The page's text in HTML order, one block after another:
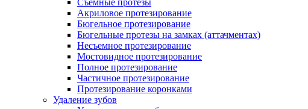
Съемные протезы
Акриловое протезирование
Бюгельное протезирование
Бюгельные протезы на замках (аттачментах)
Несъемное протезирование
Мостовидное протезирование
Полное протезирование
Частичное протезирование
Протезирование коронками
Удаление зубов